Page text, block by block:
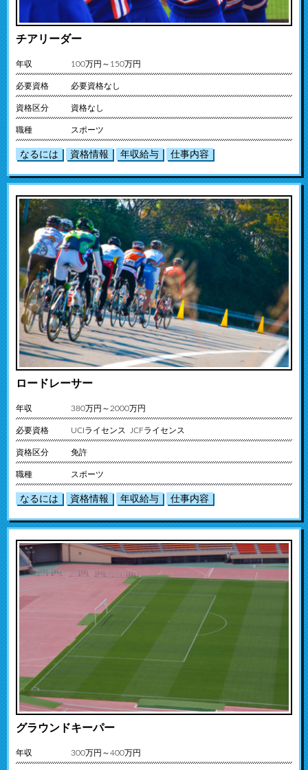
チアリーダー
年収 100万円～150万円
必要資格 必要資格なし
資格区分 資格なし
職種 スポーツ
なるには 資格情報 年収給与 仕事内容
ロードレーサー
年収 380万円～2000万円
必要資格 UCIライセンス JCFライセンス
資格区分 免許
職種 スポーツ
なるには 資格情報 年収給与 仕事内容
グラウンドキーパー
年収 300万円～400万円